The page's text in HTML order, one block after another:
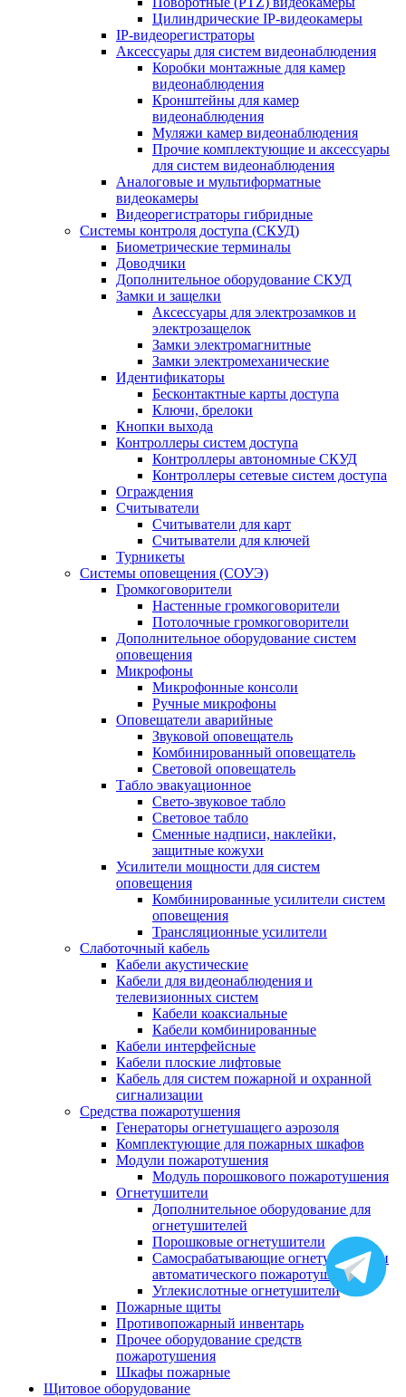
Цилиндрические IP-видеокамеры
IP-видеорегистраторы
Аксессуары для систем видеонаблюдения
Коробки монтажные для камер
видеонаблюдения
Кронштейны для камер
видеонаблюдения
Муляжи камер видеонаблюдения
Прочие комплектующие и аксессуары
для систем видеонаблюдения
Аналоговые и мультиформатные
видеокамеры
Видеорегистраторы гибридные
Системы контроля доступа (СКУД)
Биометрические терминалы
Доводчики
Дополнительное оборудование СКУД
Замки и защелки
Аксессуары для электрозамков и
электрозащелок
Замки электромагнитные
Замки электромеханические
Идентификаторы
Бесконтактные карты доступа
Ключи, брелоки
Кнопки выхода
Контроллеры систем доступа
Контроллеры автономные СКУД
Контроллеры сетевые систем доступа
Ограждения
Считыватели
Считыватели для карт
Считыватели для ключей
Турникеты
Системы оповещения (СОУЭ)
Громкоговорители
Настенные громкоговорители
Потолочные громкоговорители
Дополнительное оборудование систем
оповещения
Микрофоны
Микрофонные консоли
Ручные микрофоны
Оповещатели аварийные
Звуковой оповещатель
Комбинированный оповещатель
Световой оповещатель
Табло эвакуационное
Свето-звуковое табло
Световое табло
Сменные надписи, наклейки,
защитные кожухи
Усилители мощности для систем
оповещения
Комбинированные усилители систем
оповещения
Трансляционные усилители
Слаботочный кабель
Кабели акустические
Кабели для видеонаблюдения и
телевизионных систем
Кабели коаксиальные
Кабели комбинированные
Кабели интерфейсные
Кабели плоские лифтовые
Кабель для систем пожарной и охранной
сигнализации
Средства пожаротушения
Генераторы огнетушащего аэрозоля
Комплектующие для пожарных шкафов
Модули пожаротушения
Модуль порошкового пожаротушения
Огнетушители
Дополнительное оборудование для
огнетушителей
Порошковые огнетушители
Самосрабатывающие огнетушители и
автоматического пожаротушения
Углекислотные огнетушители
Пожарные щиты
Противопожарный инвентарь
Прочее оборудование средств
пожаротушения
Шкафы пожарные
Щитовое оборудование